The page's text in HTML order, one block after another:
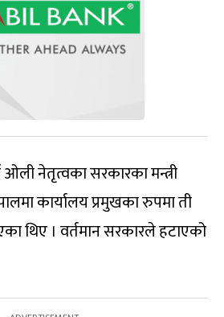
नेतृत्वका सरकारका मन्त्री
कार्यालय प्रमुखका रुपमा ती
थिए । वर्तमान सरकारले हटाएको